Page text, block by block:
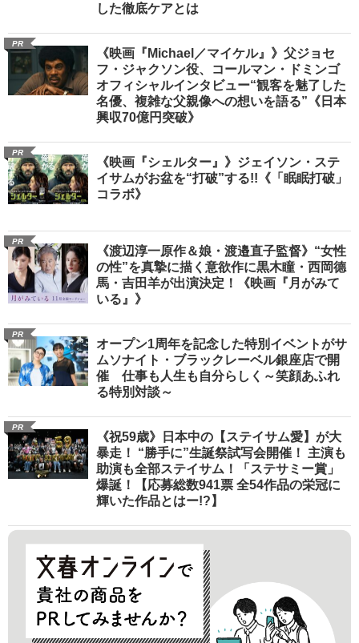
した徹底ケアとは
PR
《映画『Michael／マイケル』》父ジョセ
フ・ジャクソン役、コールマン・ドミンゴ
オフィシャルインタビュー“観客を魅了した
名優、複雑な父親像への想いを語る”《日本
興収70億円突破》
PR
《映画『シェルター』》ジェイソン・ステ
イサムがお盆を“打破”する!!《「眠眠打破」
コラボ》
PR
《渡辺淳一原作＆娘・渡邉直子監督》“女性
の性”を真摯に描く意欲作に黒木瞳・西岡德
馬・吉田羊が出演決定！《映画『月がみて
いる』》
PR
オープン1周年を記念した特別イベントがサ
ムソナイト・ブラックレーベル銀座店で開
催 仕事も人生も自分らしく～笑顔あふれ
る特別対談～
PR
《祝59歳》日本中の【ステイサム愛】が大
暴走！ “勝手に”生誕祭試写会開催！ 主演も
助演も全部ステイサム！「ステサミー賞」
爆誕！【応募総数941票 全54作品の栄冠に
輝いた作品とはー!?】